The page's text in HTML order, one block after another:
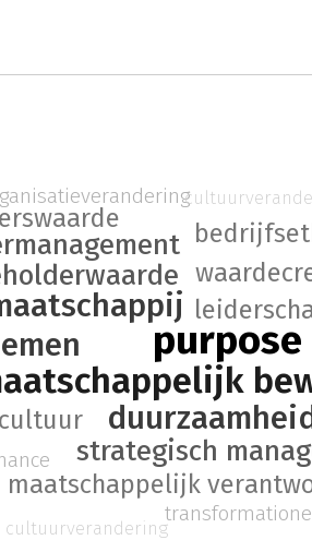
purpose
strategisch
maatschappelijk
cultuurverandering